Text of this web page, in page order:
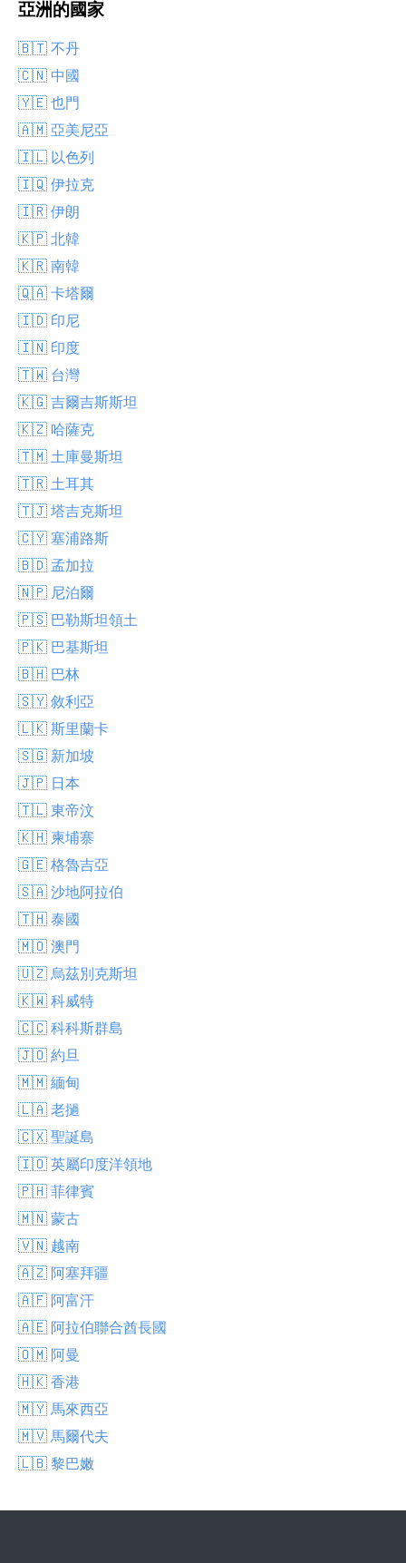
亞洲的國家
🇧🇹 不丹
🇨🇳 中國
🇾🇪 也門
🇦🇲 亞美尼亞
🇮🇱 以色列
🇮🇶 伊拉克
🇮🇷 伊朗
🇰🇵 北韓
🇰🇷 南韓
🇶🇦 卡塔爾
🇮🇩 印尼
🇮🇳 印度
🇹🇼 台灣
🇰🇬 吉爾吉斯斯坦
🇰🇿 哈薩克
🇹🇲 土庫曼斯坦
🇹🇷 土耳其
🇹🇯 塔吉克斯坦
🇨🇾 塞浦路斯
🇧🇩 孟加拉
🇳🇵 尼泊爾
🇵🇸 巴勒斯坦領土
🇵🇰 巴基斯坦
🇧🇭 巴林
🇸🇾 敘利亞
🇱🇰 斯里蘭卡
🇸🇬 新加坡
🇯🇵 日本
🇹🇱 東帝汶
🇰🇭 柬埔寨
🇬🇪 格魯吉亞
🇸🇦 沙地阿拉伯
🇹🇭 泰國
🇲🇴 澳門
🇺🇿 烏茲別克斯坦
🇰🇼 科威特
🇨🇨 科科斯群島
🇯🇴 約旦
🇲🇲 緬甸
🇱🇦 老撾
🇨🇽 聖誕島
🇮🇴 英屬印度洋領地
🇵🇭 菲律賓
🇲🇳 蒙古
🇻🇳 越南
🇦🇿 阿塞拜疆
🇦🇫 阿富汗
🇦🇪 阿拉伯聯合酋長國
🇴🇲 阿曼
🇭🇰 香港
🇲🇾 馬來西亞
🇲🇻 馬爾代夫
🇱🇧 黎巴嫩